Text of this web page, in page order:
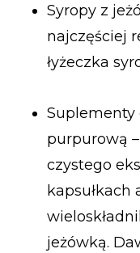
Syropy z
najczęściej
łyżeczka
Suplementy
purpurową
czystego
kapsułkach
jeżówką.